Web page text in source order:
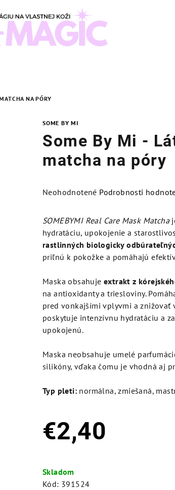
NA PÓRY
SOME BY MI
Some By Mi -
matcha na póry
Priemerné
produktu
je
0,0
5
hviezdičiek.
Neohodnotené Podrobnosti
SOMEBYMI Real Care Mask Matcha
hydratáciu, upokojenie a
rastlinných biologicky
priľnú k pokožke a pomáhajú
Maska obsahuje extrakt z
na antioxidanty a triesloviny.
pred vonkajšími vplyvmi a znižovať
poskytuje intenzívnu hydratáciu a
upokojenú.
Maska neobsahuje umelé
silikóny, vďaka čomu je vhodná aj
Typ pleti: normálna, zmiešaná,
€2,40
cena:
Skladom
Kód: 391524